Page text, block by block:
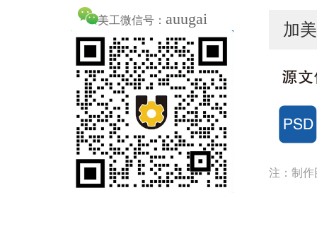
美工微信号： auugai
加
注：制作